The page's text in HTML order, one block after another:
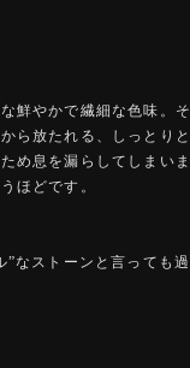
鮮やかで繊細な色味。
ら放たれる、しっとり
め息を漏らしてしまい
ほどです。
なストーンと言っても